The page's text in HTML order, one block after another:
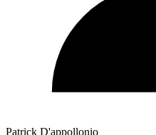
Patrick D'appollonio